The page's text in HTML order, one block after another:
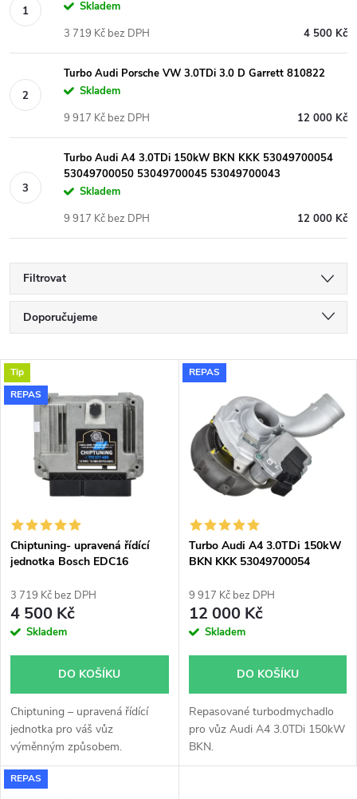
Skladem
4 500 Kč
3 719 Kč bez DPH
Turbo Audi Porsche VW 3.0TDi 3.0 D Garrett 810822
Skladem
12 000 Kč
9 917 Kč bez DPH
Turbo Audi A4 3.0TDi 150kW BKN KKK 53049700054
53049700050 53049700045 53049700043
Skladem
12 000 Kč
9 917 Kč bez DPH
Filtrovat
Ř
a
z
í
p
r
o
u
k
Doporučujeme
Nejdražší
Nejprodávanější
Abecedně
V
ý
s
p
r
o
d
u
k
Tip
REPAS
Chiptuning- upravená řídící
jednotka Bosch EDC16
3 719 Kč bez DPH
4 500 Kč
Skladem
DO KOŠÍKU
Chiptuning – upravená řídící
jednotka pro váš vůz
výměnným způsobem.
REPAS
Turbo Audi A4 3.0TDi 150kW
BKN KKK 53049700054
53049700043
9 917 Kč bez DPH
12 000 Kč
Skladem
DO KOŠÍKU
Repasované turbodmychadlo
pro vůz Audi A4 3.0TDi 150kW
BKN.
REPAS